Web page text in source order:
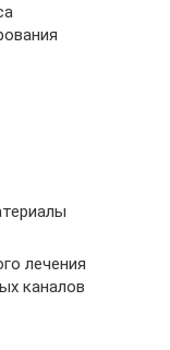
лечения
каналов